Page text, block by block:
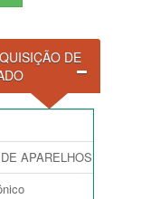
DE
APARELHOS DE AR